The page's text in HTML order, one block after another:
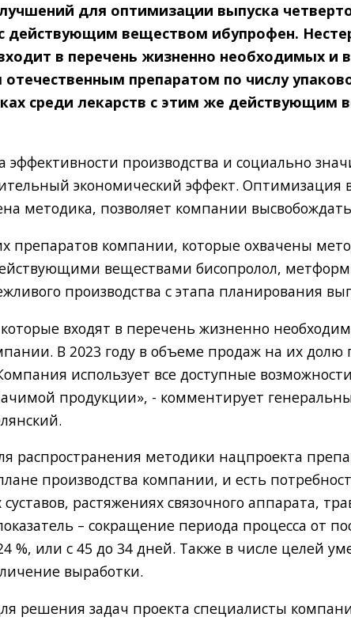
для оптимизации выпуска
действующим веществом ибупрофен.
в перечень жизненно необходимых и
препаратом по числу
среди лекарств с этим же
эффективности производства и социально
экономический эффект. Оптимизация
методика, позволяет компании
препаратов компании, которые охвачены
веществами бисопролол,
производства с этапа планирования
входят в перечень жизненно
В 2023 году в объеме продаж на их долю
использует все доступные
продукции», - комментирует
распространения методики нацпроекта
производства компании, и есть
суставов, растяжениях связочного аппарата,
– сокращение периода процесса от
%, или с 45 до 34 дней. Также в числе целей
выработки.
решения задач проекта специалисты